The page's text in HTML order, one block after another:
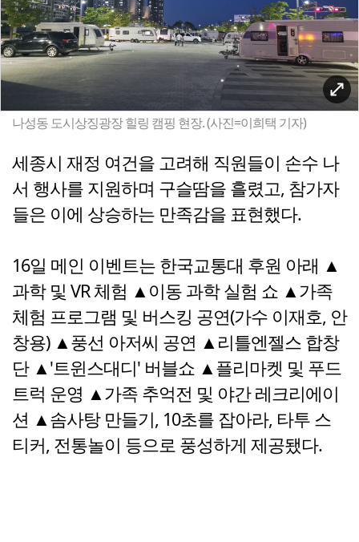
나성동 도시상징광장 힐링 캠핑 현장. (사진=이희택 기자)
세종시 재정 여건을 고려해 직원들이 손수 나
서 행사를 지원하며 구슬땀을 흘렸고, 참가자
들은 이에 상승하는 만족감을 표현했다.
16일 메인 이벤트는 한국교통대 후원 아래 ▲
과학 및 VR 체험 ▲이동 과학 실험 쇼 ▲가족
체험 프로그램 및 버스킹 공연(가수 이재호, 안
창용) ▲풍선 아저씨 공연 ▲리틀엔젤스 합창
단 ▲'트윈스대디' 버블쇼 ▲플리마켓 및 푸드
트럭 운영 ▲가족 추억전 및 야간 레크리에이
션 ▲솜사탕 만들기, 10초를 잡아라, 타투 스
티커, 전통놀이 등으로 풍성하게 제공됐다.